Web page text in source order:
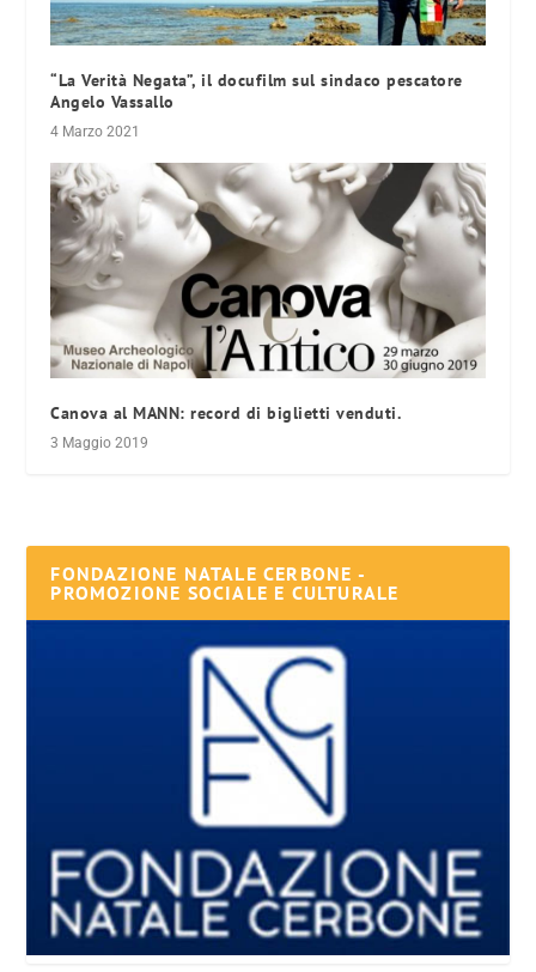
“La Verità Negata”, il docufilm sul sindaco pescatore
Angelo Vassallo
4 Marzo 2021
Canova al MANN: record di biglietti venduti.
3 Maggio 2019
FONDAZIONE NATALE CERBONE -
PROMOZIONE SOCIALE E CULTURALE